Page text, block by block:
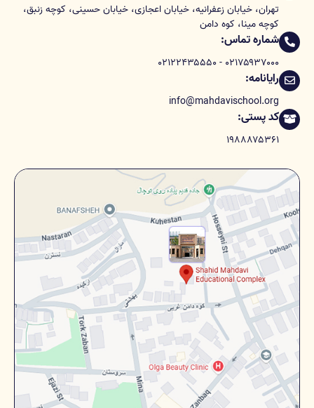
تهران، خیابان زعفرانیه، خیابان اعجازی، خیابان حسینی، کوچه زنبق،
کوچه مینا، کوه دامن
شماره تماس:
۰۲۱۷۵۹۳۷۰۰۰ - ۰۲۱۲۲۴۳۵۵۵۰
رایانامه:
info@mahdavischool.org
کد پستی:
۱۹۸۸۸۷۵۳۶۱